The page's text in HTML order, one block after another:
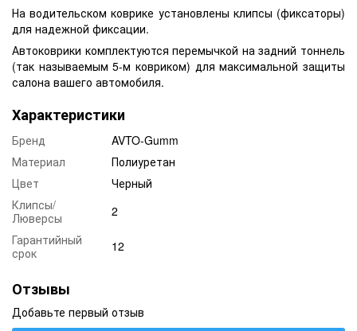
На водительском коврике установлены клипсы (фиксаторы)
для надежной фиксации.
Автоковрики комплектуются перемычкой на задний тоннель
(так называемым 5-м ковриком) для максимальной защиты
салона вашего автомобиля.
Характеристики
Бренд
AVTO-Gumm
Материал
Полиуретан
Цвет
Черный
Клипсы/
Люверсы
2
Гарантийный
срок
12
Отзывы
Добавьте первый отзыв